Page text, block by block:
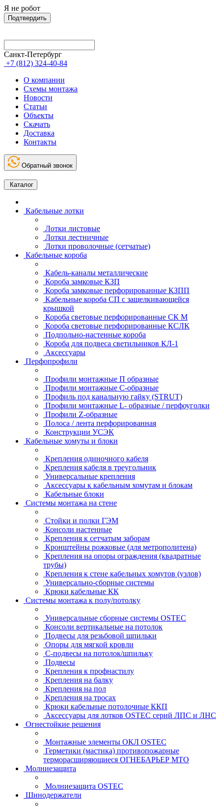
Я не робот
Подтвердить
Санкт-Петербург
+7 (812) 324-40-84
О компании
Схемы монтажа
Новости
Статьи
Объекты
Скачать
Доставка
Контакты
Обратный звонок
Каталог
Кабельные лотки
Лотки листовые
Лотки лестничные
Лотки проволочные (сетчатые)
Кабельные короба
Кабель-каналы металлические
Короба замковые КЗП
Короба замковые перфорированные КЗПП
Кабельные короба СП с защелкивающейся
крышкой
Короба световые перфорированные СК М
Короба световые перфорированные КСЛК
Подпольно-настенные короба
Короба для подвеса светильников КЛ-1
Аксессуары
Перфопрофили
Профили монтажные П образные
Профили монтажные C-образные
Профиль под канальную гайку (STRUT)
Профили монтажные L- образные / перфоуголки
Профили Z-образные
Полоса / лента перфорированная
Конструкции УСЭК
Кабельные хомуты и блоки
Крепления одиночного кабеля
Крепления кабеля в треугольник
Универсальные крепления
Аксессуары к кабельным хомутам и блокам
Кабельные блоки
Системы монтажа на стене
Стойки и полки ГЭМ
Консоли настенные
Крепления к сетчатым заборам
Кронштейны рожковые (для метрополитена)
Крепления на опоры ограждения (квадратные
трубы)
Крепления к стене кабельных хомутов (узлов)
Универсально-сборные системы
Крюки кабельные КК
Системы монтажа к полу/потолку
Универсальные сборные системы OSTEC
Консоли вертикальные на потолок
Подвесы для резьбовой шпильки
Опоры для мягкой кровли
С-подвесы на потолок/шпильку
Подвесы
Крепления к профнастилу
Крепления на балку
Крепления на пол
Крепления на тросах
Крюки кабельные потолочные ККП
Аксессуары для лотков OSTEC серий ЛПС и ЛНС
Огнестойкие решения
Монтажные элементы ОКЛ OSTEC
Герметики (мастика) противопожарные
терморасширяющиеся ОГНЕБАРЬЕР МТО
Молниезащита
Молниезащита OSTEC
Шинодержатели